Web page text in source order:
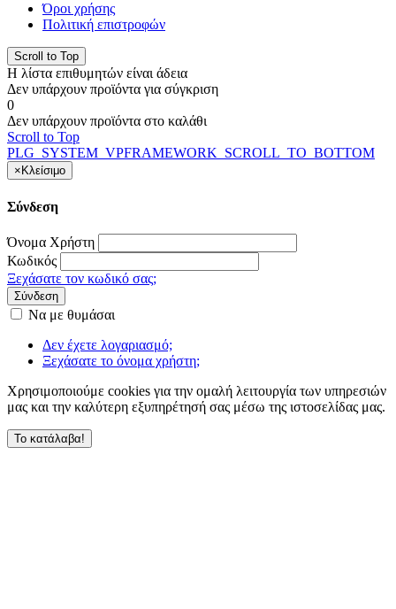
Όροι χρήσης
Πολιτική επιστροφών
Scroll to Top
Η λίστα επιθυμητών είναι άδεια
Δεν υπάρχουν προϊόντα για σύγκριση
0
Δεν υπάρχουν προϊόντα στο καλάθι
Scroll to Top
PLG_SYSTEM_VPFRAMEWORK_SCROLL_TO_BOTTOM
× Κλείσιμο
Σύνδεση
Όνομα Χρήστη
Κωδικός
Ξεχάσατε τον κωδικό σας;
Σύνδεση
Να με θυμάσαι
Δεν έχετε λογαριασμό;
Ξεχάσατε το όνομα χρήστη;
Χρησιμοποιούμε cookies για την ομαλή λειτουργία των υπηρεσιών
μας και την καλύτερη εξυπηρέτησή σας μέσω της ιστοσελίδας μας.
Το κατάλαβα!